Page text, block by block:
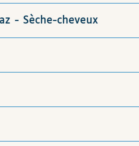
- Sèche-cheveux